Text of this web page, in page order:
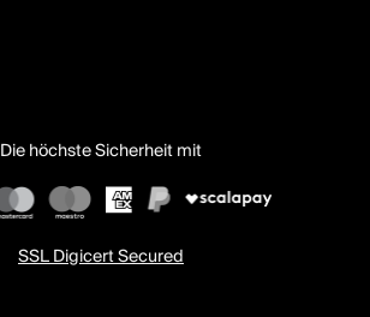
Die höchste Sicherheit mit
SSL Digicert Secured